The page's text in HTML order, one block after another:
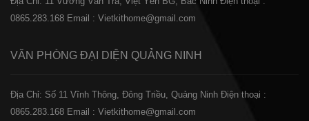
0865.283.168 Email : Vietkithome@gmail.com
VĂN PHÒNG ĐẠI DIỆN QUẢNG NINH
Địa Chỉ: Số 11 Vĩnh Thông, Đông Triều, Quảng Ninh Điện thoại :
0865.283.168 Email : Vietkithome@gmail.com